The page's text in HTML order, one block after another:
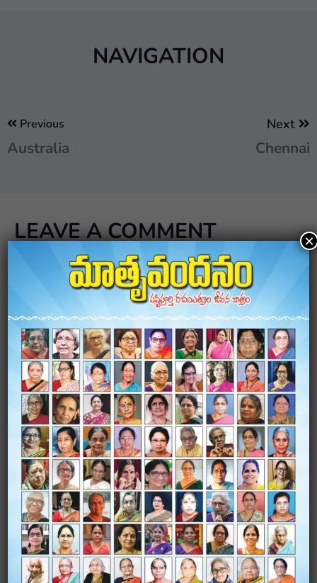
NAVIGATION
Previous
Australia
Next
Chennai
LEAVE A COMMENT
Your email address will not be published.Required
fields are marked*
Comment*
Name *
Email*
×